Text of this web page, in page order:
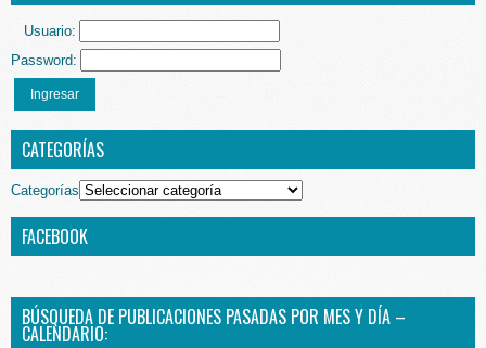
Usuario:
Password:
Ingresar
CATEGORÍAS
Categorías
FACEBOOK
BÚSQUEDA DE PUBLICACIONES PASADAS POR MES Y DÍA –
CALENDARIO: